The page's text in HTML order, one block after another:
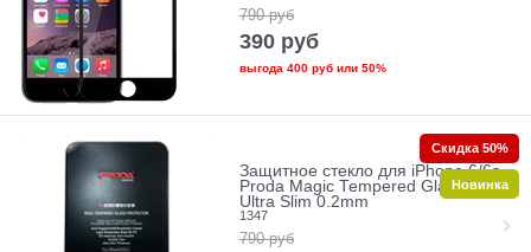
790 руб
390 руб
выгода 400 рубили 50%
Защитное стекло для iPhone 6/6s
Proda Magic Tempered Glass 2.5D
Ultra Slim 0.2mm
1347
790 руб
Скидка 50%
Новинка